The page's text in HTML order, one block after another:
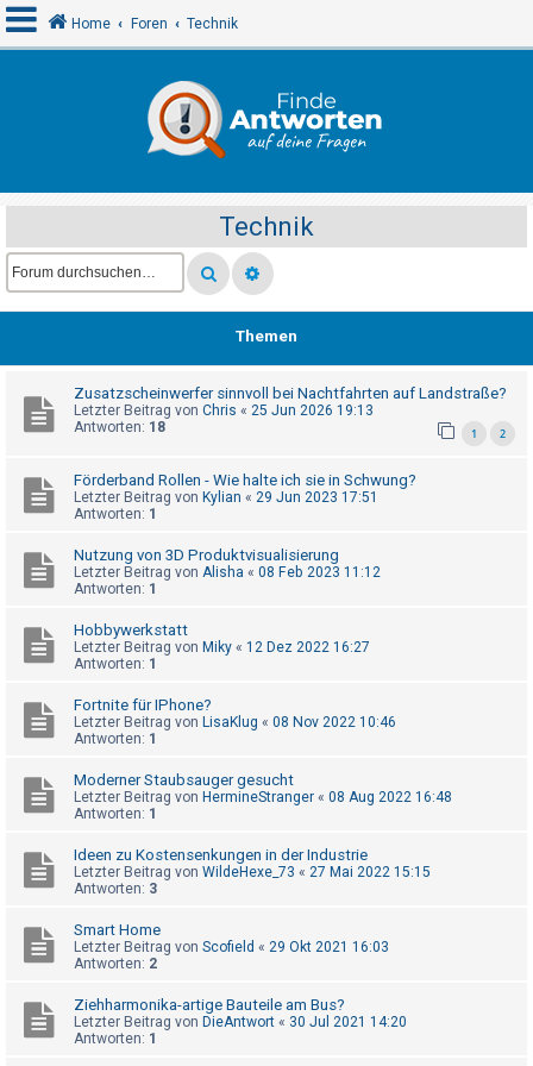
e
l
d
e
R
e
s
t
e
r
U
b
e
t
w
o
Home Foren Technik
Technik
Themen
Zusatzscheinwerfer sinnvoll bei Nachtfahrten auf Landstraße?
Letzter Beitrag von Chris « 25 Jun 2026 19:13
Antworten: 18 1 2
Förderband Rollen - Wie halte ich sie in Schwung?
Letzter Beitrag von Kylian « 29 Jun 2023 17:51
Antworten: 1
Nutzung von 3D Produktvisualisierung
Letzter Beitrag von Alisha « 08 Feb 2023 11:12
Antworten: 1
Hobbywerkstatt
Letzter Beitrag von Miky « 12 Dez 2022 16:27
Antworten: 1
Fortnite für IPhone?
Letzter Beitrag von LisaKlug « 08 Nov 2022 10:46
Antworten: 1
Moderner Staubsauger gesucht
Letzter Beitrag von HermineStranger « 08 Aug 2022 16:48
Antworten: 1
Ideen zu Kostensenkungen in der Industrie
Letzter Beitrag von WildeHexe_73 « 27 Mai 2022 15:15
Antworten: 3
Smart Home
Letzter Beitrag von Scofield « 29 Okt 2021 16:03
Antworten: 2
Ziehharmonika-artige Bauteile am Bus?
Letzter Beitrag von DieAntwort « 30 Jul 2021 14:20
Antworten: 1